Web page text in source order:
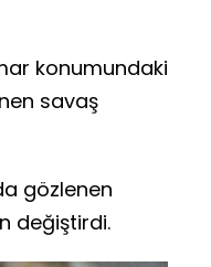
konumundaki
savaş
gözlenen
değiştirdi.